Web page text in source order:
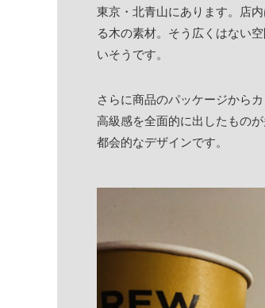
東京・北青山にあります。店
る木の素材。そう広くはない
いそうです。
さらに商品のパッケージから
高級感を全面的に出したもの
都会的なデザインです。